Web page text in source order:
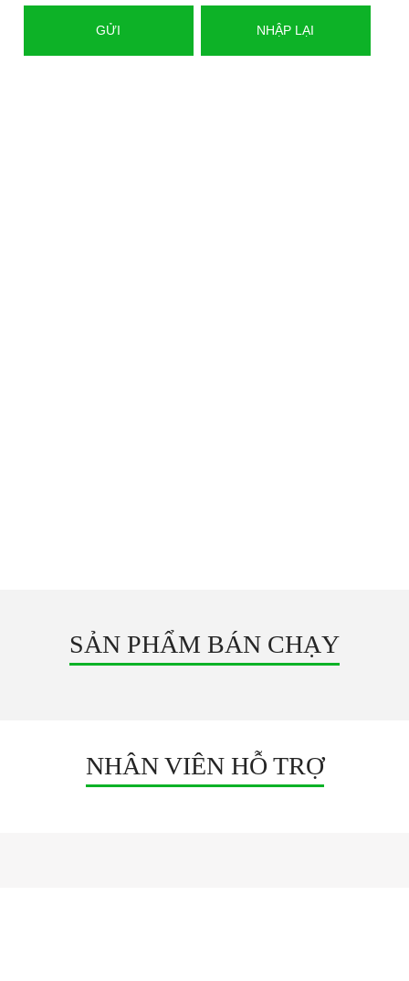
SẢN PHẨM BÁN CHẠY
NHÂN VIÊN HỖ TRỢ